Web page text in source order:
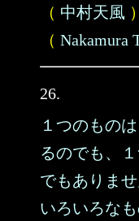
（ 中村天風 ）
（ Nakamura
26.
１つのもの
るのでも、
でもありませ
いろいろな